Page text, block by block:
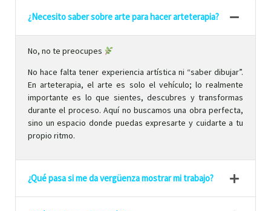
¿Necesito saber sobre arte para hacer arteterapia?
No, no te preocupes
No hace falta tener experiencia artística ni “saber dibujar”.
En arteterapia, el arte es solo el vehículo; lo realmente
importante es lo que sientes, descubres y transformas
durante el proceso. Aquí no buscamos una obra perfecta,
sino un espacio donde puedas expresarte y cuidarte a tu
propio ritmo.
¿Qué pasa si me da vergüenza mostrar mi trabajo?